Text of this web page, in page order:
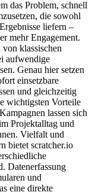
das Problem, schnell
die sowohl
liefern –
mehr Engagement.
von klassischen
aufwendige
Genau hier setzen
einsetzbare
und gleichzeitig
wichtigsten Vorteile
lassen sich
Projektalltag und
Vielfalt und
bietet scratcher.io
Datenerfassung
und
eine direkte